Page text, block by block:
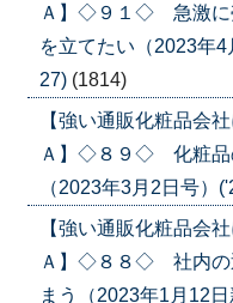
Ａ】◇９１◇ 急激に
を立てたい（2023年
27) (1814)
【強い通販化粧品会
Ａ】◇８９◇ 化粧品
（2023年3月2日号）
【強い通販化粧品会
Ａ】◇８８◇ 社内の
まう（2023年1月12